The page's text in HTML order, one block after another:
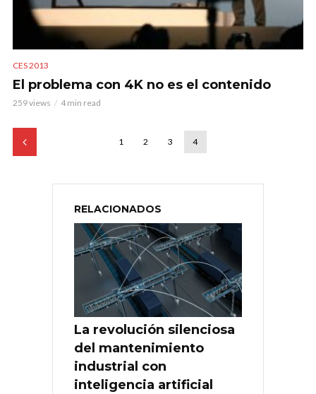
CES 2013
El problema con 4K no es el contenido
259 views 4 min read
1 2 3 4
RELACIONADOS
La revolución silenciosa
del mantenimiento
industrial con
inteligencia artificial